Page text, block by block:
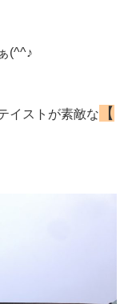
(^^♪
イストが素敵な 【